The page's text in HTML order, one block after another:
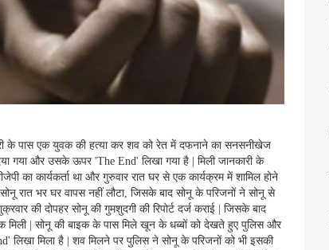
के पास एक युवक की हत्या कर शव को रेत में दफनाने का सनसनीखेज
गया और उसके ऊपर 'The End' लिखा गया है | मिली जानकारी के
का कार्यकर्ता था और गुरुवार रात घर से एक कार्यक्रम में शामिल होने
रात भर घर वापस नहीं लौटा, जिसके बाद सोनू के परिजनों ने सोनू से
की दोपहर सोनू की गुमशुदगी की रिपोर्ट दर्ज कराई | जिसके बाद
मिली | सोनू की बाइक के पास मिले खून के धब्बों को देखते हुए पुलिस और
मिला है | शव मिलने पर पुलिस ने सोनू के परिजनों को भी इसकी